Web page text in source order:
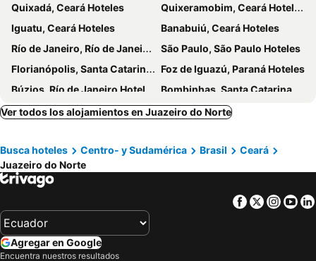
Quixadá, Ceará Hoteles
Quixeramobim, Ceará Hoteles
Iguatu, Ceará Hoteles
Banabuiú, Ceará Hoteles
Río de Janeiro, Río de Janeiro Hoteles
São Paulo, São Paulo Hoteles
Florianópolis, Santa Catarina Hoteles
Foz de Iguazú, Paraná Hoteles
Búzios, Río de Janeiro Hoteles
Bombinhas, Santa Catarina Hoteles
Balneário Camboriú, Santa Catarina Hoteles
Salvador de Bahía, Bahia Hoteles
Ver todos los alojamientos en Juazeiro do Norte
Busca hoteles Centro- y Sudamérica Brasil
Ceará
Juazeiro do Norte
Facebook
Twitter
Agregar en Google
Encuentra nuestros resultados